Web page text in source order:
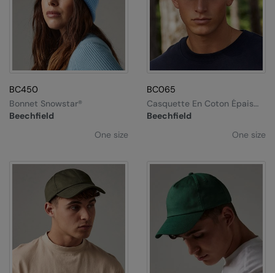
Result Safeguard
Result Winter Essentials
Result Urban Outdoor
Result Work-Guard
Rhino
Russell Athletic Collection
Spiro
BC450
Beechfield
Bonnet Snowstar®
One size
BC065
Beechfield
Casquette En Coton Épais
Gratté Pro-Style
One size